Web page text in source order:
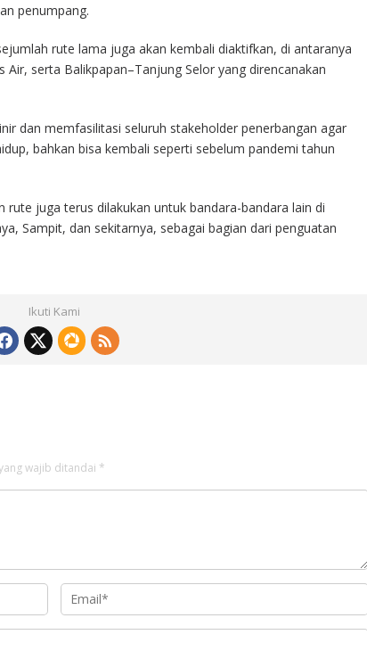
penumpang.
rute lama juga akan kembali diaktifkan, di antaranya
Air, serta Balikpapan–Tanjung Selor yang direncanakan
dan memfasilitasi seluruh stakeholder penerbangan agar
bahkan bisa kembali seperti sebelum pandemi tahun
juga terus dilakukan untuk bandara-bandara lain di
Sampit, dan sekitarnya, sebagai bagian dari penguatan
Ikuti Kami
wajib ditandai *